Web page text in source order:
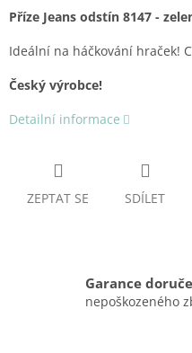
Příze Jeans odstín 8147 -
Ideální na háčkování hraček!
Český výrobce!
Detailní informace
ZEPTAT SE SDÍLET
Garance
nepoškozeného